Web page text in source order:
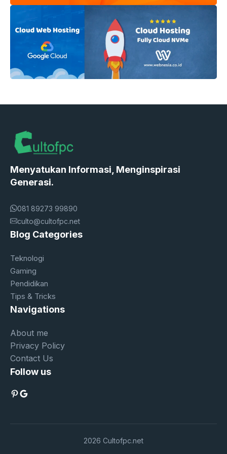
Menyatukan Informasi, Menginspirasi
Generasi.
081 89273 99890
culto@cultofpc.net
Blog Categories
Teknologi
Gaming
Pendidikan
Tips & Tricks
Navigations
About me
Privacy Policy
Contact Us
Follow us
Pinterest
Google
2026 Cultofpc.net